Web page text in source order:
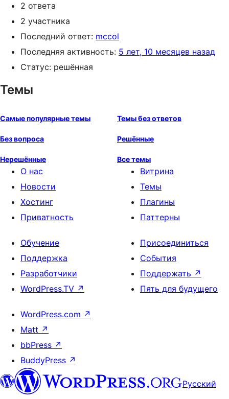
2 ответа
2 участника
Последний ответ: mccol
Последняя активность: 5 лет, 10 месяцев назад
Статус: решённая
Темы
Самые популярные темы Темы без ответов
Без вопроса Решённые
Нерешённые Все темы
О нас
Новости
Хостинг
Приватность
Витрина
Темы
Плагины
Паттерны
Обучение
Поддержка
Разработчики
WordPress.TV ↗
Присоединиться
События
Поддержать ↗
Пять для будущего
WordPress.com ↗
Matt ↗
bbPress ↗
BuddyPress ↗
Русский